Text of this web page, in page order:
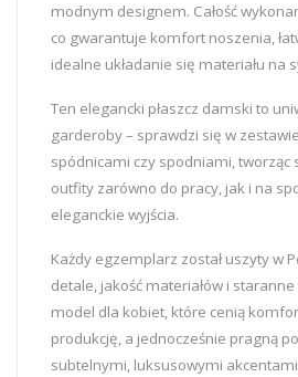
modnym designem. Całość
co gwarantuje komfort noszenia,
idealne układanie się materiału na
Ten elegancki płaszcz damski to
garderoby – sprawdzi się w
spódnicami czy spodniami, tworząc
outfity zarówno do pracy, jak i na
eleganckie wyjścia.
Każdy egzemplarz został uszyty w
detale, jakość materiałów i
model dla kobiet, które cenią
produkcję, a jednocześnie pragną
subtelnymi, luksusowymi